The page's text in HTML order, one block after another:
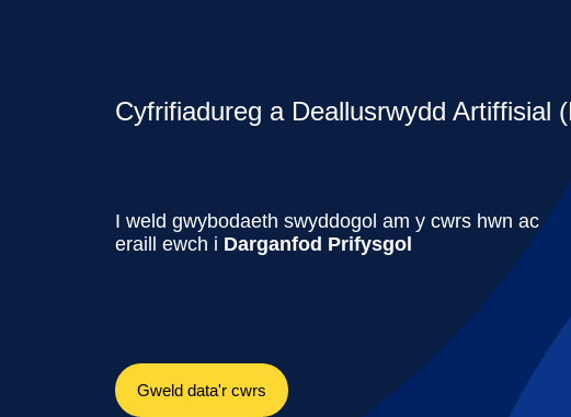
Cyfrifiadureg a Deallusrwydd Artiffisial
I weld gwybodaeth swyddogol am y cwrs hwn ac
eraill ewch i Darganfod Prifysgol
Gweld data'r cwrs